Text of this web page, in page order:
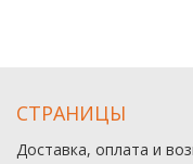
СТРАНИЦЫ
Доставка, оплата и